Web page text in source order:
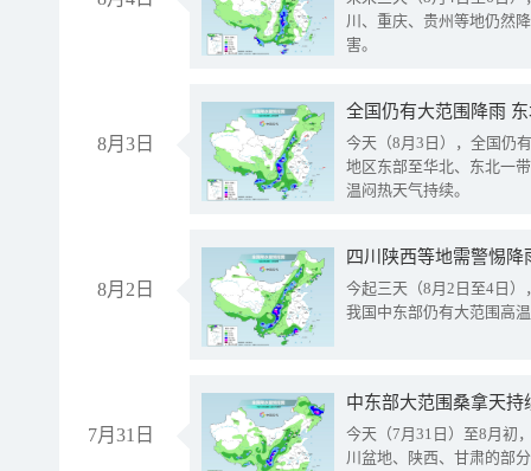
川、重庆、贵州等地仍然
害。
8月3日
全国仍有大范围降雨
今天（8月3日），全国仍
地区东部至华北、东北一
温闷热天气持续。
8月2日
今起三天（8月2日至4日
我国中东部仍有大范围高
7月31日
中东部大范围桑拿天
今天（7月31日）至8月初
川盆地、陕西、甘肃的部